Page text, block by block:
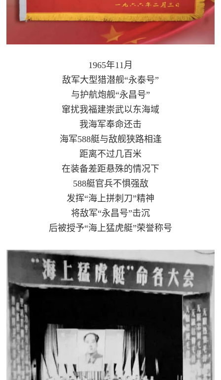
1965年11月
敌军大型猎潜舰“永泰号”
与护航炮舰“永昌号”
窜扰我福建崇武以东海域
我海军奉命还击
海军588艇与敌舰狭路相逢
距离不过几百米
在装备差距悬殊的情况下
588艇官兵不惧强敌
发挥“海上拼刺刀”精神
将敌军“永昌号”击沉
后被授予“海上猛虎艇”荣誉称号